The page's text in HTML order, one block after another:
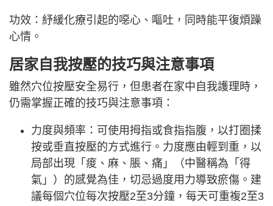
功效：紓緩化療引起的噁心、嘔吐，同時能平復煩躁
心情。
居家自我按壓的技巧與注意事項
雖然穴位按壓安全易行，但患者在家中自我護理時，
仍需掌握正確的技巧與注意事項：
力度與頻率：可使用拇指或食指指腹，以打圈揉
按或垂直按壓的方式進行。力度應由輕到重，以
局部出現「痠、麻、脹、痛」（中醫稱為「得
氣」）的感覺為佳，切忌過度用力導致瘀傷。建
議每個穴位每次按壓2至3分鐘，每天可重複2至3